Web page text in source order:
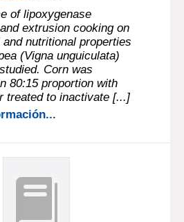
of lipoxygenase
extrusion cooking on
nutritional properties
(Vigna unguiculata)
Corn was
80:15 proportion with
treated to inactivate [...]